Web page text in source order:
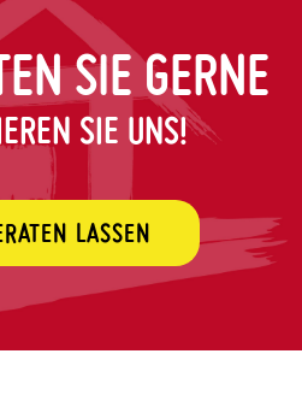
SIE GERNE
SIE UNS!
LASSEN